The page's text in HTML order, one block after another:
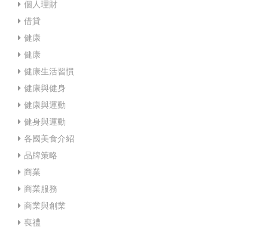
個人理財
借貸
健康
健康
健康生活習慣
健康與健身
健康與運動
健身與運動
各國美食介紹
品牌策略
商業
商業服務
商業與創業
喪禮